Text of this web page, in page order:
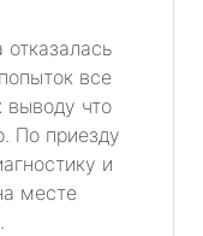
все
что
По приезду
и
месте